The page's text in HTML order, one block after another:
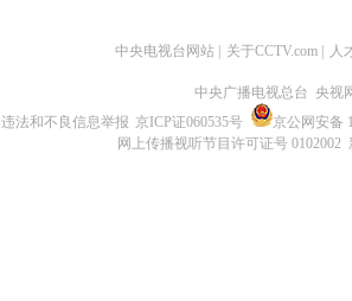
中央电视台网站 关于CCTV.com 人
中央广播电视总台 央视
违法和不良信息举报 京ICP证060535号
京公网安备
网上传播视听节目许可证号 0102002